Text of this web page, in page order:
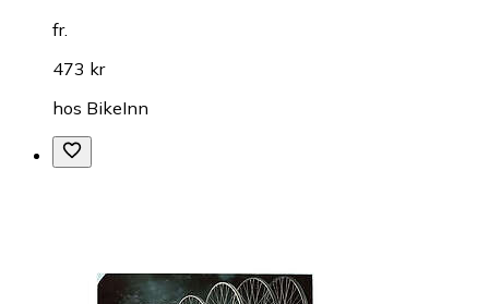
fr.
473 kr
hos BikeInn